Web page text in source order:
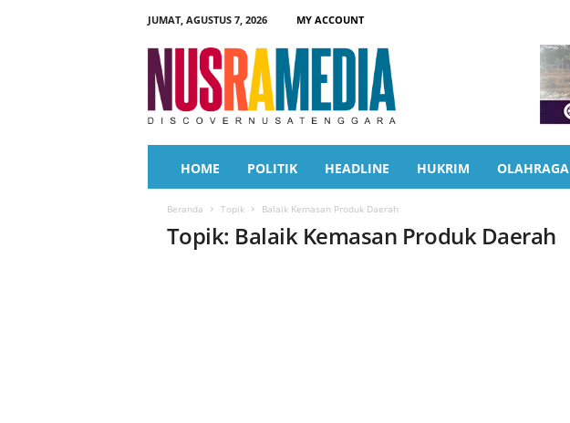
JUMAT, AGUSTUS 7, 2026
MY ACCOUNT
a
HOME POLITIK HEADLINE HUKRIM OLAHRAGA
Beranda Topik Balaik Kemasan Produk Daerah
Topik: Balaik Kemasan Produk Daerah